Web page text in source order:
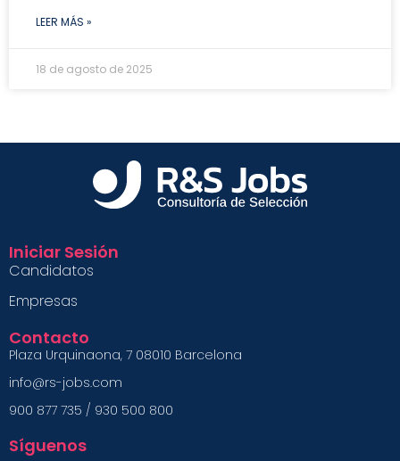
LEER MÁS »
18 de agosto de 2025
Iniciar Sesión
Candidatos
Empresas
Contacto
Plaza Urquinaona, 7 08010 Barcelona
info@rs-jobs.com
900 877 735 / 930 500 800
Síguenos